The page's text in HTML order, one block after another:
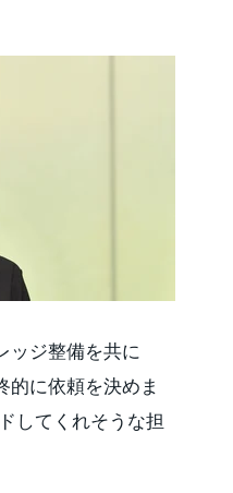
ッジ整備を共に
的に依頼を決めま
してくれそうな担